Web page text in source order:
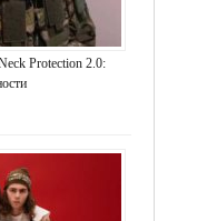
Protection 2.0: